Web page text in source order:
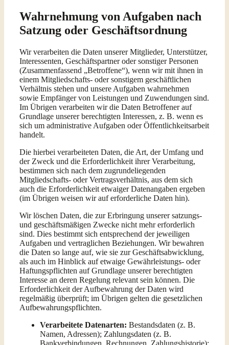
Wahrnehmung von Aufgaben nach
Satzung oder Geschäftsordnung
Wir verarbeiten die Daten unserer Mitglieder, Unterstützer,
Interessenten, Geschäftspartner oder sonstiger Personen
(Zusammenfassend „Betroffene“), wenn wir mit ihnen in
einem Mitgliedschafts- oder sonstigem geschäftlichen
Verhältnis stehen und unsere Aufgaben wahrnehmen
sowie Empfänger von Leistungen und Zuwendungen sind.
Im Übrigen verarbeiten wir die Daten Betroffener auf
Grundlage unserer berechtigten Interessen, z. B. wenn es
sich um administrative Aufgaben oder Öffentlichkeitsarbeit
handelt.
Die hierbei verarbeiteten Daten, die Art, der Umfang und
der Zweck und die Erforderlichkeit ihrer Verarbeitung,
bestimmen sich nach dem zugrundeliegenden
Mitgliedschafts- oder Vertragsverhältnis, aus dem sich
auch die Erforderlichkeit etwaiger Datenangaben ergeben
(im Übrigen weisen wir auf erforderliche Daten hin).
Wir löschen Daten, die zur Erbringung unserer satzungs-
und geschäftsmäßigen Zwecke nicht mehr erforderlich
sind. Dies bestimmt sich entsprechend der jeweiligen
Aufgaben und vertraglichen Beziehungen. Wir bewahren
die Daten so lange auf, wie sie zur Geschäftsabwicklung,
als auch im Hinblick auf etwaige Gewährleistungs- oder
Haftungspflichten auf Grundlage unserer berechtigten
Interesse an deren Regelung relevant sein können. Die
Erforderlichkeit der Aufbewahrung der Daten wird
regelmäßig überprüft; im Übrigen gelten die gesetzlichen
Aufbewahrungspflichten.
Verarbeitete Datenarten: Bestandsdaten (z. B.
Namen, Adressen); Zahlungsdaten (z. B.